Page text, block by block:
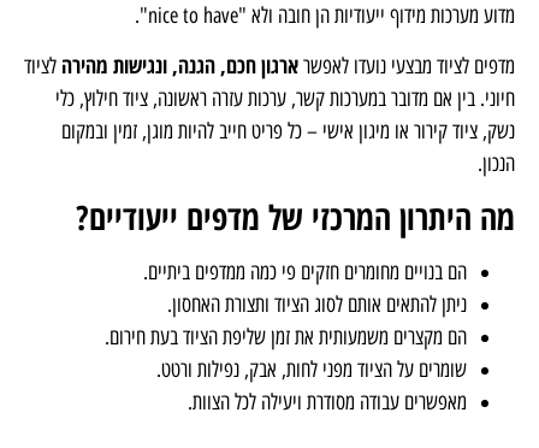
מדוע מערכות מידוף ייעודיות הן חובה ולא "nice to have".
מדפים לציוד מבצעי נועדו לאפשרארגון חכם, הגנה, ונגישות מהירה לציוד
חיוני. בין אם מדובר במערכות קשר, ערכות עזרה ראשונה, ציוד חילוץ, כלי
נשק, ציוד קירור או מיגון אישי – כל פריט חייב להיות מוגן, זמין ובמקום
הנכון.
מה היתרון המרכזי של מדפים ייעודיים?
הם בנויים מחומרים חזקים פי כמה ממדפים ביתיים.
ניתן להתאים אותם לסוג הציוד ותצורת האחסון.
הם מקצרים משמעותית את זמן שליפת הציוד בעת חירום.
שומרים על הציוד מפני לחות, אבק, נפילות ורטט.
מאפשרים עבודה מסודרת ויעילה לכל הצוות.